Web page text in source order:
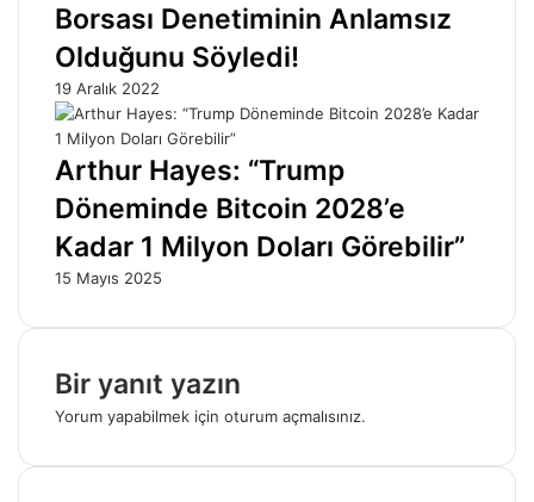
Borsası Denetiminin Anlamsız
Olduğunu Söyledi!
19 Aralık 2022
Arthur Hayes: “Trump
Döneminde Bitcoin 2028’e
Kadar 1 Milyon Doları Görebilir”
15 Mayıs 2025
Bir yanıt yazın
Yorum yapabilmek için oturum açmalısınız.